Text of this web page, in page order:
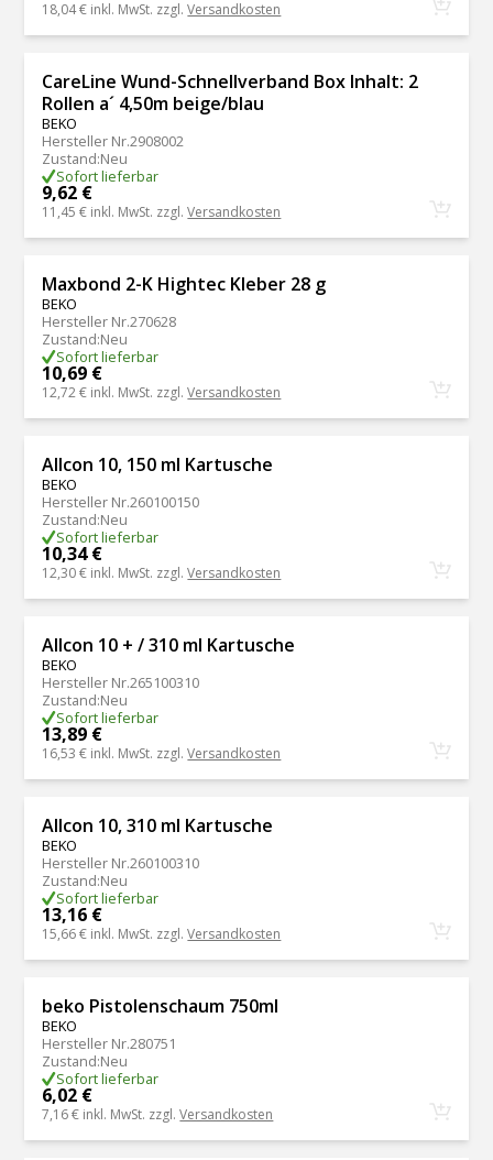
18,04 € inkl. MwSt. zzgl.Versandkosten
CareLine Wund-Schnellverband Box Inhalt: 2
Rollen a´ 4,50m beige/blau
BEKO
Hersteller Nr.2908002
Zustand:Neu
Sofort lieferbar
9,62 €
11,45 € inkl. MwSt. zzgl.Versandkosten
Maxbond 2-K Hightec Kleber 28 g
BEKO
Hersteller Nr.270628
Zustand:Neu
Sofort lieferbar
10,69 €
12,72 € inkl. MwSt. zzgl.Versandkosten
Allcon 10, 150 ml Kartusche
BEKO
Hersteller Nr.260100150
Zustand:Neu
Sofort lieferbar
10,34 €
12,30 € inkl. MwSt. zzgl.Versandkosten
Allcon 10 + / 310 ml Kartusche
BEKO
Hersteller Nr.265100310
Zustand:Neu
Sofort lieferbar
13,89 €
16,53 € inkl. MwSt. zzgl.Versandkosten
Allcon 10, 310 ml Kartusche
BEKO
Hersteller Nr.260100310
Zustand:Neu
Sofort lieferbar
13,16 €
15,66 € inkl. MwSt. zzgl.Versandkosten
beko Pistolenschaum 750ml
BEKO
Hersteller Nr.280751
Zustand:Neu
Sofort lieferbar
6,02 €
7,16 € inkl. MwSt. zzgl.Versandkosten